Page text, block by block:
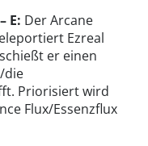
E: Der Arcane
Ezreal
er einen
die
Priorisiert wird
Flux/Essenzflux